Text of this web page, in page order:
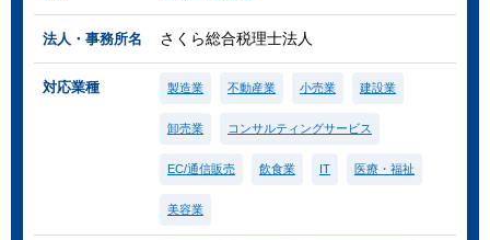
法人・事務所名 さくら総合税理士法人
対応業種 製造業 不動産業 小売業 建設業
卸売業 コンサルティングサービス
EC/通信販売 飲食業 IT 医療・福祉
美容業